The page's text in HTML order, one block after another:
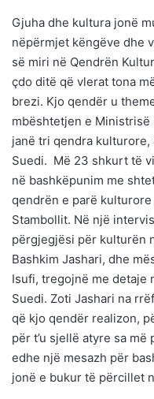
Gjuha dhe kultura jonë
nëpërmjet këngëve dhe
së miri në Qendrën
çdo ditë që vlerat tona
brezi. Kjo qendër u
mbështetjen e Ministrisë
janë tri qendra kulturore,
Suedi. Më 23 shkurt të
në bashkëpunim me
qendrën e parë
Stambollit. Në një
përgjegjësi për kulturën
Bashkim Jashari, dhe
Isufi, tregojnë me detaje
Suedi. Zoti Jashari na
që kjo qendër realizon,
për t’u sjellë atyre sa
edhe një mesazh për
jonë e bukur të përcillet